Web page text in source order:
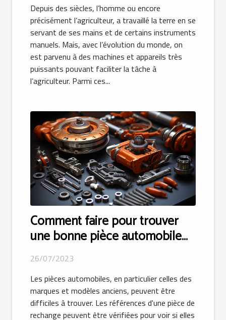
Depuis des siècles, l’homme ou encore
précisément l’agriculteur, a travaillé la terre en se
servant de ses mains et de certains instruments
manuels. Mais, avec l’évolution du monde, on
est parvenu à des machines et appareils très
puissants pouvant faciliter la tâche à
l’agriculteur. Parmi ces...
Comment faire pour trouver
une bonne pièce automobile
appropriée ?
26/07/2023
Les pièces automobiles, en particulier celles des
marques et modèles anciens, peuvent être
difficiles à trouver. Les références d'une pièce de
rechange peuvent être vérifiées pour voir si elles